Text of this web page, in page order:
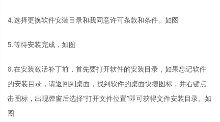
4.选择更换软件安装目录和我同意许可条款和条件。如图
5.等待安装完成，如图
6.在安装激活补丁前，首先要打开软件的安装目录，如果忘记软件
的安装目录，请返回到桌面，找到软件的桌面快捷图标，并右键点
击图标，出现弹窗后选择“打开文件位置”即可获得文件安装目录。如
图